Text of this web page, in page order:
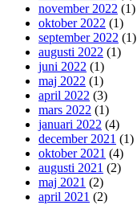
november 2022 (1)
oktober 2022 (1)
september 2022 (1)
augusti 2022 (1)
juni 2022 (1)
maj 2022 (1)
april 2022 (3)
mars 2022 (1)
januari 2022 (4)
december 2021 (1)
oktober 2021 (4)
augusti 2021 (2)
maj 2021 (2)
april 2021 (2)